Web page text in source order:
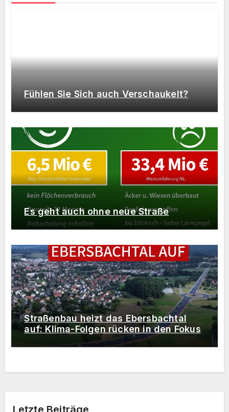
Fühlen Sie Sich auch Verschaukelt?
Es geht auch ohne neue Straße
Straßenbau heizt das Ebersbachtal
auf: Klima-Folgen rücken in den Fokus